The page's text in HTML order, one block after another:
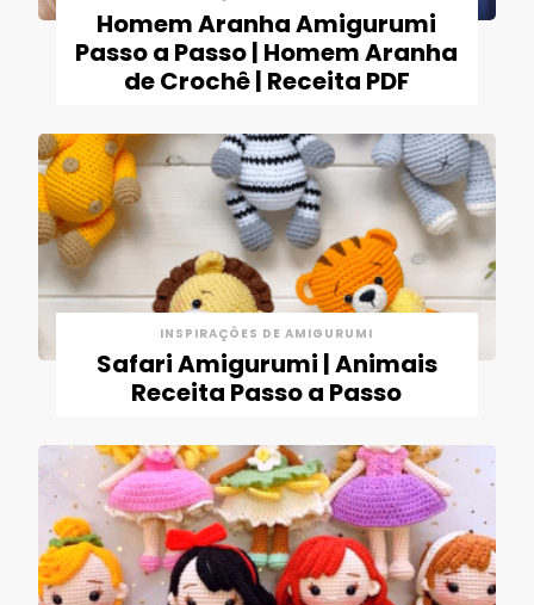
Homem Aranha Amigurumi
Passo a Passo | Homem Aranha
de Crochê | Receita PDF
INSPIRAÇÕES DE AMIGURUMI
Safari Amigurumi | Animais
Receita Passo a Passo